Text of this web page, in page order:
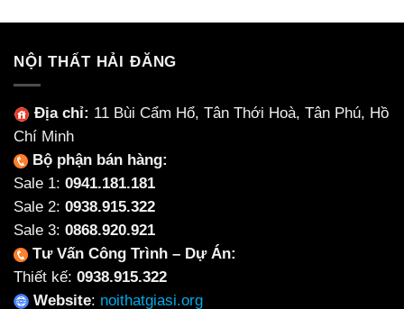
NỘI THẤT HẢI ĐĂNG
Địa chỉ: 11 Bùi Cẩm Hổ, Tân Thới Hoà, Tân Phú, Hồ
Chí Minh
Bộ phận bán hàng:
Sale 1: 0941.181.181
Sale 2: 0938.915.322
Sale 3: 0868.920.921
Tư Vấn Công Trình – Dự Án:
Thiết kế: 0938.915.322
Website: noithatgiasi.org